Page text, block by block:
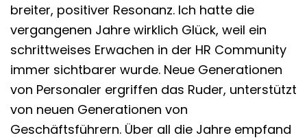
breiter, positiver Resonanz. Ich hatte die
vergangenen Jahre wirklich Glück, weil ein
schrittweises Erwachen in der HR Community
immer sichtbarer wurde. Neue Generationen
von Personaler ergriffen das Ruder, unterstützt
von neuen Generationen von
Geschäftsführern. Über all die Jahre empfand